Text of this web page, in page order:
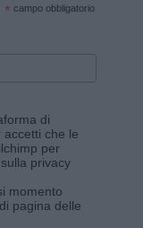
* campo obbligatorio
di
accetti che le
per
privacy
momento
pagina delle